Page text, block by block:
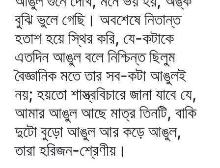
বুঝি ভুলে গেছি। অবশেষে নিতান্ত
হতাশ হয়ে স্থির করি, যে-কটাকে
এতদিন আঙুল বলে নিশ্চিন্ত ছিলুম
বৈজ্ঞানিক মতে তার সব-কটা আঙুলই
নয়; হয়তো শাস্ত্রবিচারে জানা যাবে যে,
আমার আঙুল আছে মাত্র তিনটি, বাকি
দুটো বুড়ো আঙুল আর কড়ে আঙুল,
তারা হরিজন-শ্রেণীয়।